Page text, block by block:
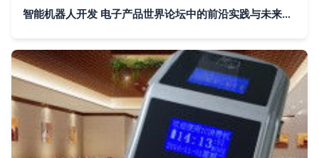
智能机器人开发 电子产品世界论坛中的前沿实践与未来展望